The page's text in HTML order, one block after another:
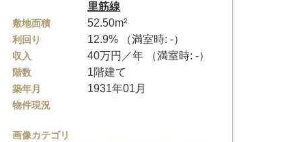
里筋線
敷地面積 52.50m²
利回り 12.9% （満室時: -）
収入 40万円／年 （満室時: -）
階数 1階建て
築年月 1931年01月
物件現況
画像カテゴリ